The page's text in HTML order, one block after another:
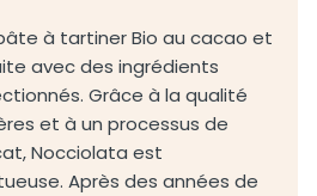
à tartiner Bio au cacao et
avec des ingrédients
Grâce à la qualité
et à un processus de
Nocciolata est
Après des années de